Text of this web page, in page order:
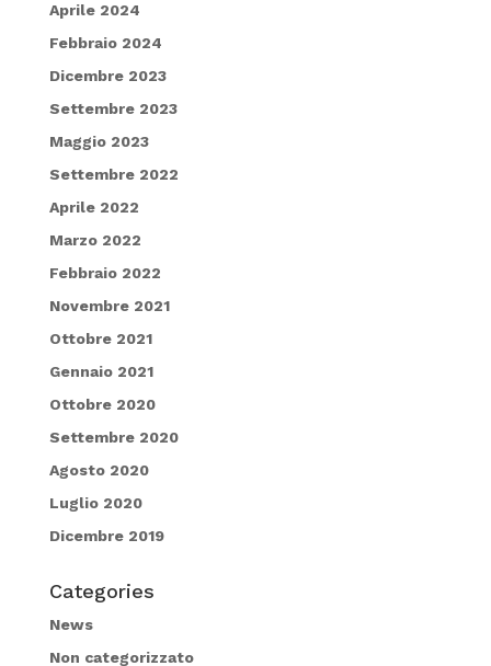
Aprile 2024
Febbraio 2024
Dicembre 2023
Settembre 2023
Maggio 2023
Settembre 2022
Aprile 2022
Marzo 2022
Febbraio 2022
Novembre 2021
Ottobre 2021
Gennaio 2021
Ottobre 2020
Settembre 2020
Agosto 2020
Luglio 2020
Dicembre 2019
Categories
News
Non categorizzato